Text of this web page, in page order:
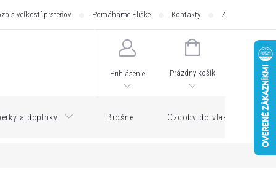
veľkostí prsteňov Pomáháme Eliške Kontakty Zásilkovna -
Prihlásenie
NÁKUPNÝ
Prázdny košík
a doplnky Brošne Ozdoby do vlasov